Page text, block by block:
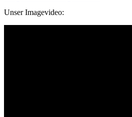
Unser Imagevideo: